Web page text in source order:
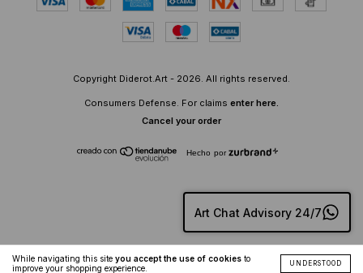
While navigating this site you accept the use of cookies to
improve your shopping experience.
UNDERSTOOD
Art Chat Advisory 24/7
Copyright Diderot.Art - 2026. All rights reserved.
Consumers Defense. For claims enter here.
Cancel your order
Hecho por